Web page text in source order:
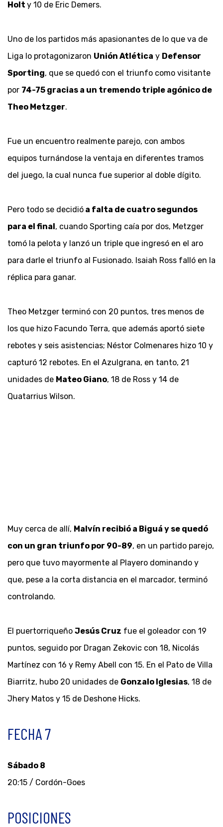
Holt y 10 de Eric Demers.
Uno de los partidos más apasionantes de lo que va de
Liga lo protagonizaron Unión Atlética y Defensor
Sporting, que se quedó con el triunfo como visitante
por 74-75 gracias a un tremendo triple agónico de
Theo Metzger.
Fue un encuentro realmente parejo, con ambos
equipos turnándose la ventaja en diferentes tramos
del juego, la cual nunca fue superior al doble dígito.
Pero todo se decidió a falta de cuatro segundos
para el final, cuando Sporting caía por dos, Metzger
tomó la pelota y lanzó un triple que ingresó en el aro
para darle el triunfo al Fusionado. Isaiah Ross falló en la
réplica para ganar.
Theo Metzger terminó con 20 puntos, tres menos de
los que hizo Facundo Terra, que además aportó siete
rebotes y seis asistencias; Néstor Colmenares hizo 10 y
capturó 12 rebotes. En el Azulgrana, en tanto, 21
unidades de Mateo Giano, 18 de Ross y 14 de
Quatarrius Wilson.
Muy cerca de allí, Malvín recibió a Biguá y se quedó
con un gran triunfo por 90-89, en un partido parejo,
pero que tuvo mayormente al Playero dominando y
que, pese a la corta distancia en el marcador, terminó
controlando.
El puertorriqueño Jesús Cruz fue el goleador con 19
puntos, seguido por Dragan Zekovic con 18, Nicolás
Martínez con 16 y Remy Abell con 15. En el Pato de Villa
Biarritz, hubo 20 unidades de Gonzalo Iglesias, 18 de
Jhery Matos y 15 de Deshone Hicks.
FECHA 7
Sábado 8
20:15 / Cordón-Goes
POSICIONES